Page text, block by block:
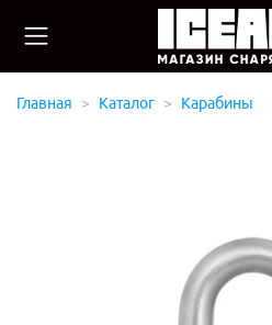
Главная Каталог Карабины